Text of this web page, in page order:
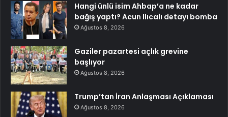
Hangi ünlü isim Ahbap’a ne kadar
bağış yaptı? Acun Ilıcalı detayı bomba
Ağustos 8, 2026
Gaziler pazartesi açlık grevine
başlıyor
Ağustos 8, 2026
Trump’tan İran Anlaşması Açıklaması
Ağustos 8, 2026